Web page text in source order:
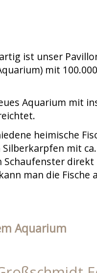
ist unser
mit
Aquarium mit
heimische
mit
direkt
man die Fische
Aquarium